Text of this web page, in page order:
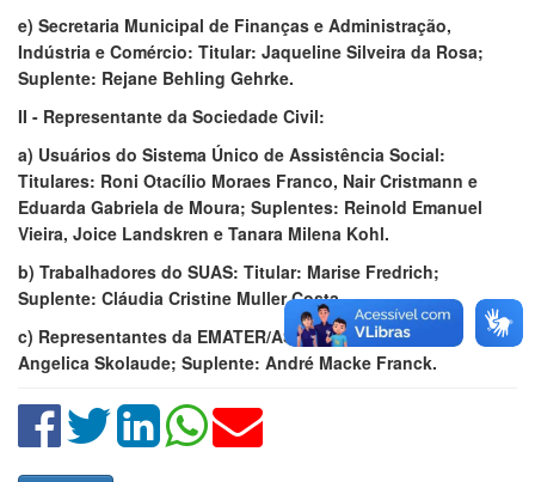
e) Secretaria Municipal de Finanças e Administração,
Indústria e Comércio: Titular: Jaqueline Silveira da Rosa;
Suplente: Rejane Behling Gehrke.
II - Representante da Sociedade Civil:
a) Usuários do Sistema Único de Assistência Social:
Titulares: Roni Otacílio Moraes Franco, Nair Cristmann e
Eduarda Gabriela de Moura; Suplentes: Reinold Emanuel
Vieira, Joice Landskren e Tanara Milena Kohl.
b) Trabalhadores do SUAS: Titular: Marise Fredrich;
Suplente: Cláudia Cristine Muller Costa.
c) Representantes da EMATER/ASCAR: Titular: Elaine
Angelica Skolaude; Suplente: André Macke Franck.